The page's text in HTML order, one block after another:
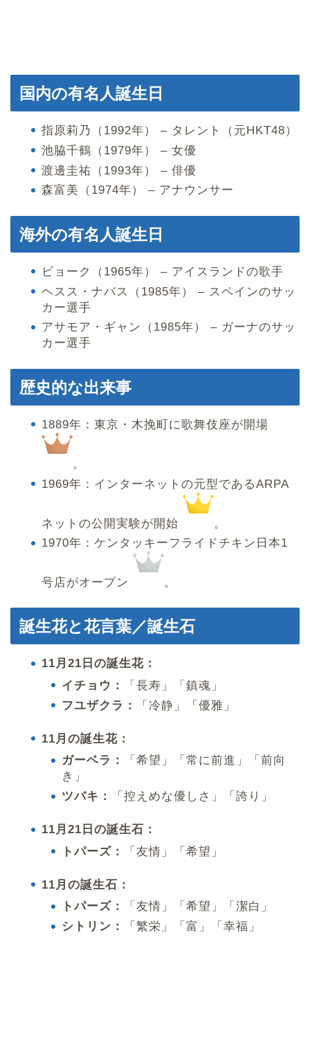
国内の有名人誕生日
指原莉乃（1992年） – タレント（元HKT48）
池脇千鶴（1979年） – 女優
渡邊圭祐（1993年） – 俳優
森富美（1974年） – アナウンサー
海外の有名人誕生日
ビョーク（1965年） – アイスランドの歌手
ヘスス・ナバス（1985年） – スペインのサッ
カー選手
アサモア・ギャン（1985年） – ガーナのサッ
カー選手
歴史的な出来事
1889年：東京・木挽町に歌舞伎座が開場
。
1969年：インターネットの元型であるARPA
ネットの公開実験が開始
。
1970年：ケンタッキーフライドチキン日本1
号店がオープン 。
誕生花と花言葉／誕生石
11月21日の誕生花：
イチョウ：
「長寿」「鎮魂」
フユザクラ：
「冷静」「優雅」
11月の誕生花：
ガーベラ：
「希望」「常に前進」「前向
き」
ツバキ：
「控えめな優しさ」「誇り」
11月21日の誕生石：
トパーズ：
「友情」「希望」
11月の誕生石：
トパーズ：
「友情」「希望」「潔白」
シトリン：
「繁栄」「富」「幸福」